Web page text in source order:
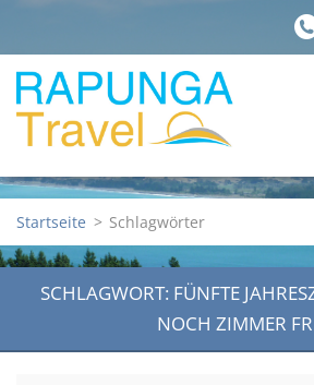
Startseite > Schlagwörter
SCHLAGWORT: FÜNFTE
NOCH ZIMMER